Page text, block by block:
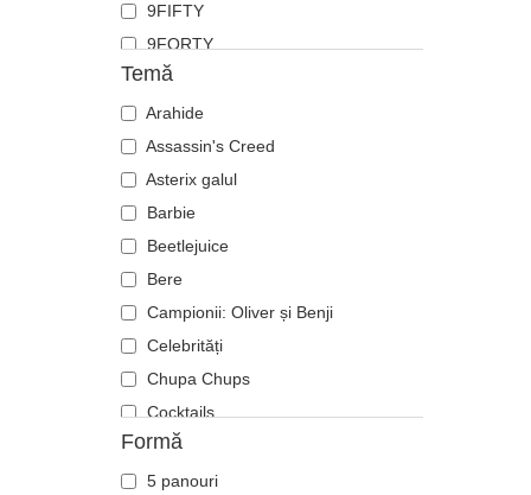
Fluture
Focă
Furnică
Ghepard
Hipopotam
Labrador retriever
Langustă
Leoaică
Leu
Libelulă
Licurici
Lup
Oaie
Panteră
Pegas
9FIFTY
9FORTY
9FORTY APEX
9FORTY M-Crown
9SEVENTY
9TWENTY
A Frame
Casual Classic
E Frame
Open Back
Runner
The 90s
The Ball
The Retro
The Snap
Temă
Arahide
Assassin's Creed
Asterix galul
Barbie
Beetlejuice
Bere
Campionii: Oliver și Benji
Celebrități
Chupa Chups
Cocktails
DC Comics
Disney
Formă
5 panouri